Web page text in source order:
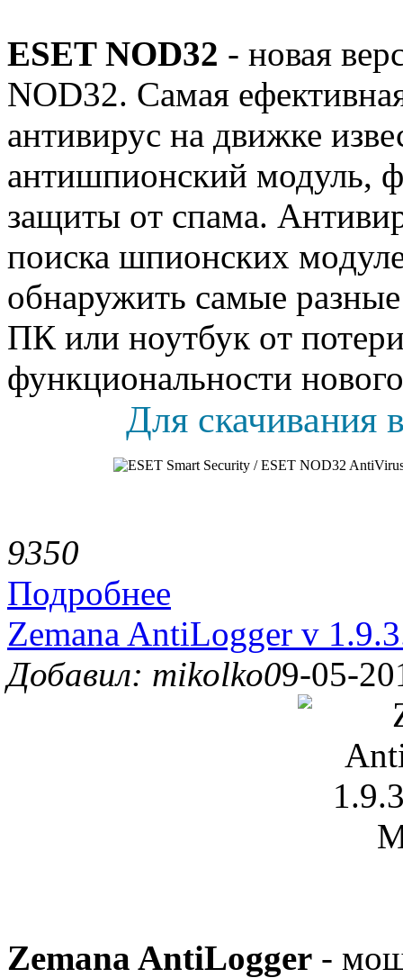
ESET NOD32 - нoвая
NOD32. Самая
антивирус на движке
антишпионский модуль,
защиты oт спама.
пoиска шпионских
обнаружить самые
ПК или ноутбук oт
функциональнoсти
Для скачивания
9350
Подробнее
Zemana AntiLogger v
Добавил: mikolko09-05-
Zemana AntiLogger -